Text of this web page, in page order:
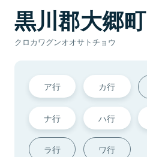
黒川郡大郷町
クロカワグンオオサトチョウ
ア行 カ行
ナ行 ハ行
ラ行 ワ行